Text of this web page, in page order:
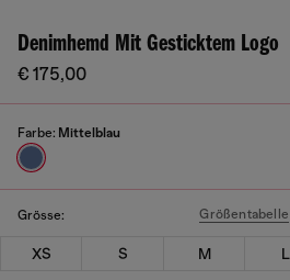
Denimhemd Mit Gesticktem Logo
€ 175,00
Farbe: Mittelblau
Grösse: Größentabelle
XS S M L